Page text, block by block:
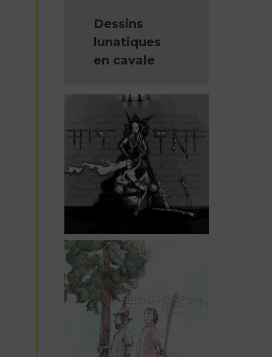
Dessins
lunatiques
en cavale